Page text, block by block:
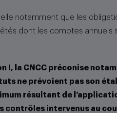
notamment que les
dont les comptes
I, la CNCC préconise
ne prévoient pas son
résultant de
contrôles intervenus au